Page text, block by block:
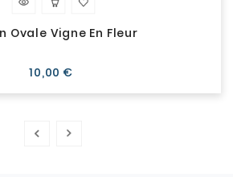
Ovale Vigne En Fleur
10,00 €